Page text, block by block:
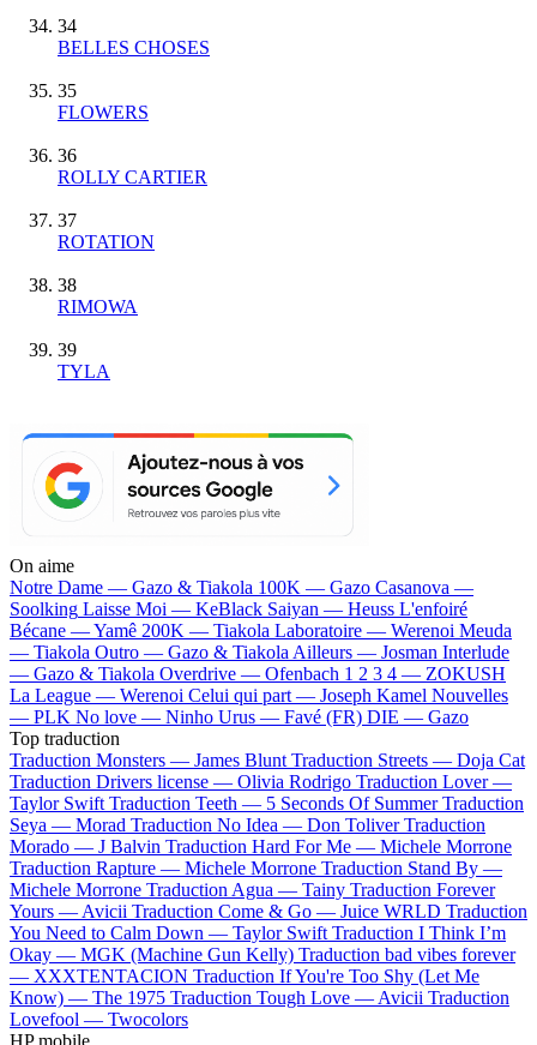
34
BELLES CHOSES
35
FLOWERS
36
ROLLY CARTIER
37
ROTATION
38
RIMOWA
39
TYLA
On aime
Notre Dame — Gazo & Tiakola 100K — Gazo Casanova —
Soolking Laisse Moi — KeBlack Saiyan — Heuss L'enfoiré
Bécane —Yamê 200K — Tiakola Laboratoire — Werenoi Meuda
— Tiakola Outro — Gazo & Tiakola Ailleurs — Josman Interlude
— Gazo & Tiakola Overdrive — Ofenbach 1 2 3 4 — ZOKUSH
La League — Werenoi Celui qui part — Joseph Kamel Nouvelles
— PLK No love — Ninho Urus — Favé (FR) DIE — Gazo
Top traduction
Traduction Monsters — James Blunt Traduction Streets — Doja Cat
Traduction Drivers license — Olivia Rodrigo Traduction Lover —
Taylor Swift Traduction Teeth — 5 Seconds Of Summer Traduction
Seya — Morad Traduction No Idea — Don Toliver Traduction
Morado — J Balvin Traduction Hard For Me — Michele Morrone
Traduction Rapture — Michele Morrone Traduction Stand By —
Michele Morrone Traduction Agua — Tainy Traduction Forever
Yours — Avicii Traduction Come & Go — Juice WRLD Traduction
You Need to Calm Down — Taylor Swift Traduction I Think I’m
Okay — MGK (Machine Gun Kelly) Traduction bad vibes forever
— XXXTENTACION Traduction If You're Too Shy (Let Me
Know) — The 1975 Traduction Tough Love — Avicii Traduction
Lovefool — Twocolors
HP mobile